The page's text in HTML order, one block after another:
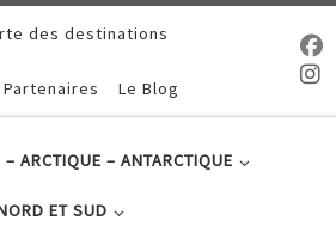
des destinations
Partenaires Le Blog
ARCTIQUE – ANTARCTIQUE
ET SUD